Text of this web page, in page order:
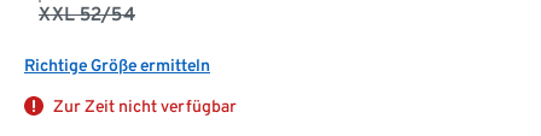
XXL 52/54
Richtige Größe ermitteln
Zur Zeit nicht verfügbar